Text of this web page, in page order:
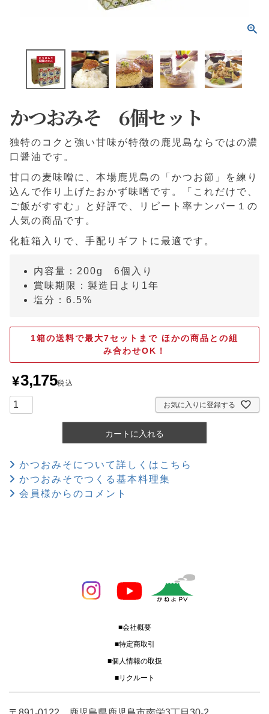
かつおみそ 6個セット
独特のコクと強い甘味が特徴の鹿児島ならではの濃
口醤油です。
甘口の麦味噌に、本場鹿児島の「かつお節」を練り
込んで作り上げたおかず味噌です。「これだけで、
ご飯がすすむ」と好評で、リピート率ナンバー１の
人気の商品です。
化粧箱入りで、手配りギフトに最適です。
内容量：200g 6個入り
賞味期限：製造日より1年
塩分：6.5%
1箱の送料で最大7セットまで ほかの商品との組
み合わせOK！
¥3,175税込
お気に入りに登録する
カートに入れる
かつおみそについて詳しくはこちら
かつおみそでつくる基本料理集
会員様からのコメント
■会社概要
■特定商取引
■個人情報の取扱
■リクルート